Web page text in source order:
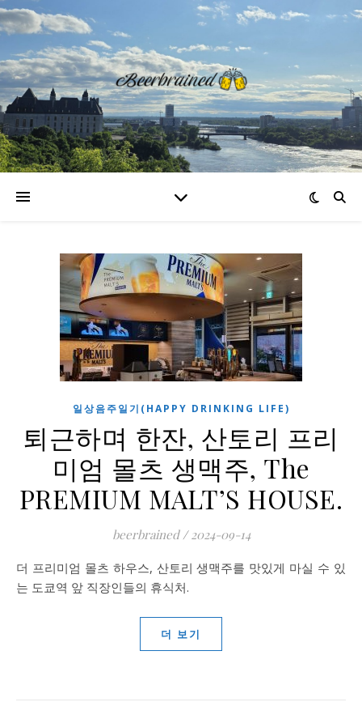
일상음주일기(HAPPY DRINKING LIFE)
퇴근하며 한잔, 산토리 프리
미엄 몰츠 생맥주, The
PREMIUM MALT’S HOUSE.
beerbrained / 2024-09-14
더 프리미엄 몰츠 하우스, 산토리 생맥주를 맛있게 마실 수 있
는 도쿄역 앞 직장인들의 휴식처.
더 보기